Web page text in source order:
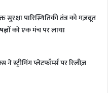
सुरक्षा पारिस्थितिकी तंत्र को मज़बूत
को एक मंच पर लाया
ने स्ट्रीमिंग प्लेटफॉर्म्स पर रिलीज़